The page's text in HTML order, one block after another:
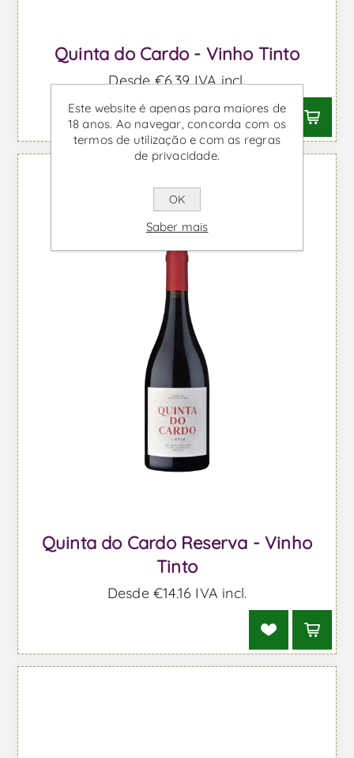
Quinta do Cardo - Vinho Tinto
Desde €6,39 IVA incl.
Quinta do Cardo Reserva - Vinho
Tinto
Desde €14,16 IVA incl.
Este website é apenas para maiores de
18 anos. Ao navegar, concorda com os
termos de utilização e com as regras
de privacidade.
OK
Saber mais